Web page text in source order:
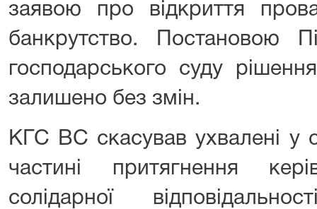
заявою про відкриття
банкрутство. Постановою
господарського суду
залишено без змін.
КГС ВС скасував ухвалені у
частині притягнення
солідарної